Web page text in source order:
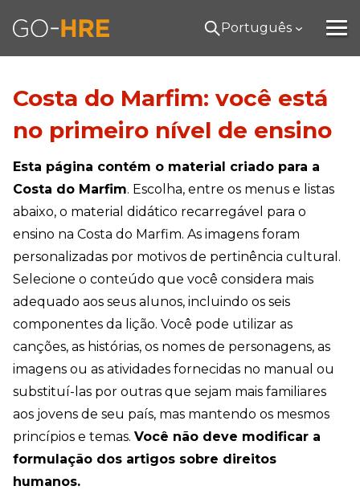
Português
Costa do Marfim: você está
no primeiro nível de ensino
Esta página contém o material criado para a
Costa do Marfim. Escolha, entre os menus e listas
abaixo, o material didático recarregável para o
ensino na Costa do Marfim. As imagens foram
personalizadas por motivos de pertinência cultural.
Selecione o conteúdo que você considera mais
adequado aos seus alunos, incluindo os seis
componentes da lição. Você pode utilizar as
canções, as histórias, os nomes de personagens, as
imagens ou as atividades fornecidas no manual ou
substituí-las por outras que sejam mais familiares
aos jovens de seu país, mas mantendo os mesmos
princípios e temas. Você não deve modificar a
formulação dos artigos sobre direitos
humanos.